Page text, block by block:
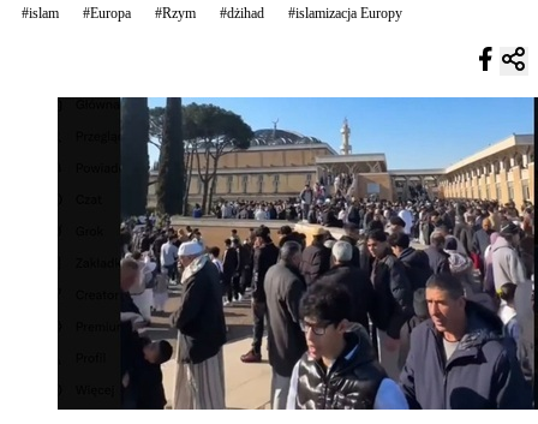
#islam #Europa #Rzym #dżihad #islamizacja Europy